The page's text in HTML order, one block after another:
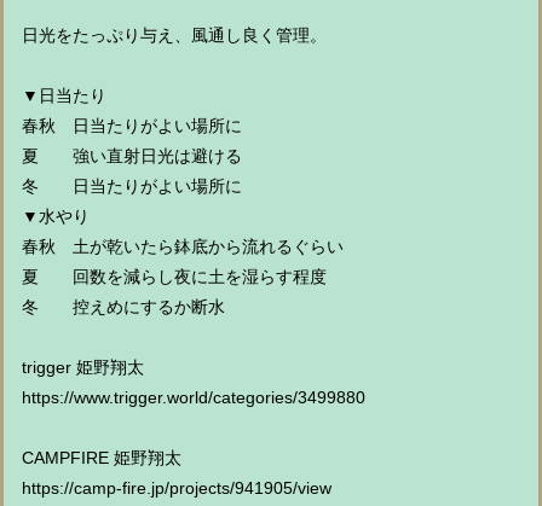
日光をたっぷり与え、風通し良く管理。
▼日当たり
春秋 日当たりがよい場所に
夏 強い直射日光は避ける
冬 日当たりがよい場所に
▼水やり
春秋 土が乾いたら鉢底から流れるぐらい
夏 回数を減らし夜に土を湿らす程度
冬 控えめにするか断水
trigger 姫野翔太
https://www.trigger.world/categories/3499880
CAMPFIRE 姫野翔太
https://camp-fire.jp/projects/941905/view